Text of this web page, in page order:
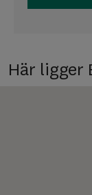
Här ligger